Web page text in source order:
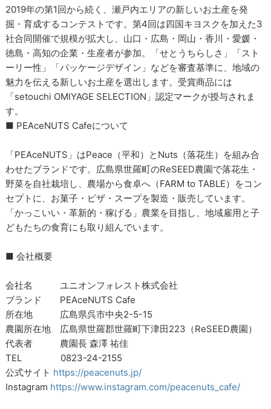
2019年の第1回から続く、瀬戸内エリアの新しいお土産を発
掘・育成するコンテストです。第4回は四国キヨスクを加えた3
社合同開催で規模が拡大し、山口・広島・岡山・香川・愛媛・
徳島・高知の企業・生産者が参加。「せとうちらしさ」「スト
ーリー性」「パッケージデザイン」などを審査基準に、地域の
魅力を伝える新しいお土産を選出します。受賞商品には
「setouchi OMIYAGE SELECTION」認定マークが授与されま
す。
■ PEAceNUTS Cafeについて
「PEAceNUTS」はPeace（平和）とNuts（落花生）を組み合
わせたブランドです。広島県世羅町のReSEED農園で落花生・
野菜を自社栽培し、農場から食卓へ（FARM to TABLE）をコン
セプトに、お菓子・ピザ・スープを製造・販売しています。
「かっこいい・革新的・稼げる」農業を目指し、地域雇用と子
どもたちの食育にも取り組んでいます。
■ 会社概要
会社名 ユニオンフォレスト株式会社
ブランド PEAceNUTS Cafe
所在地 広島県呉市中央2-5-15
農園所在地 広島県世羅郡世羅町下津田223（ReSEED農園）
代表者 農園長 森澤 祐佳
TEL 0823-24-2155
公式サイト https://peacenuts.jp/
Instagram https://www.instagram.com/peacenuts_cafe/